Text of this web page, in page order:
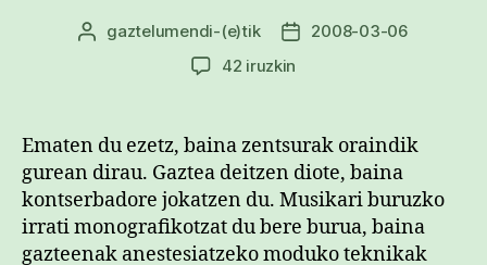
Argitalpenaren
gaztelumendi-(e)tik
Argitalpenaren
2008-03-06
42 iruzkin
berriak
zentsuratuta
sarreran
Ematen du ezetz, baina zentsurak oraindik
gurean dirau. Gaztea deitzen diote, baina
kontserbadore jokatzen du. Musikari buruzko
irrati monografikotzat du bere burua, baina
gazteenak anestesiatzeko moduko teknikak